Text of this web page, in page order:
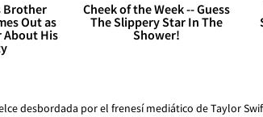
Brother
Out as
About His
Cheek of the Week -- Guess
The Slippery Star In The
Shower!
desbordada por el frenesí mediático de Taylor